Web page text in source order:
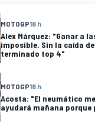
MOTOGP18 h
Alex Márquez: "Ganar a
imposible. Sin la caída
terminado top 4"
MOTOGP18 h
Acosta: "El neumático
ayudará mañana